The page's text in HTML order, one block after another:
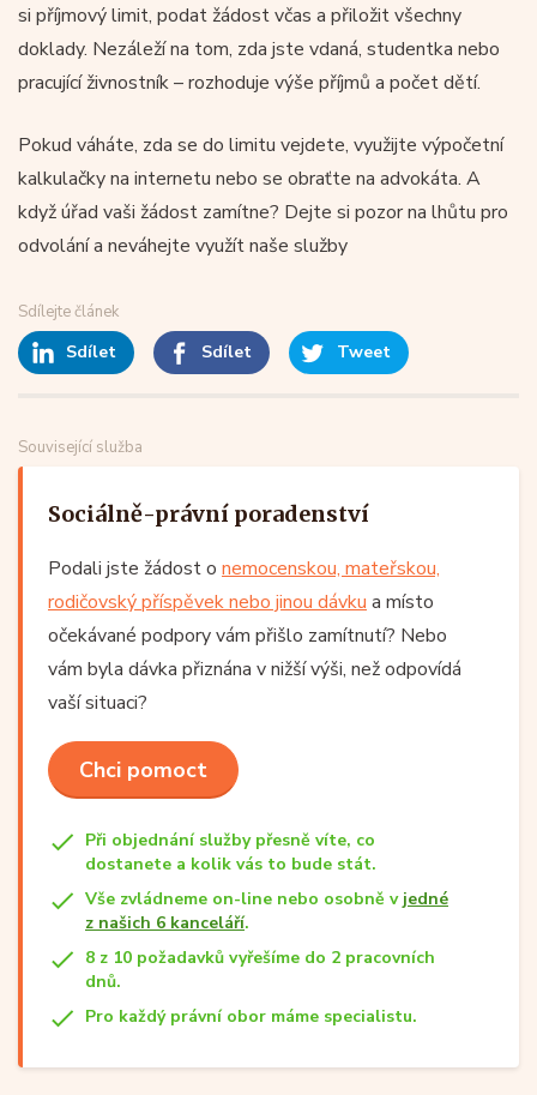
si příjmový limit, podat žádost včas a přiložit všechny
doklady. Nezáleží na tom, zda jste vdaná, studentka nebo
pracující živnostník – rozhoduje výše příjmů a počet dětí.
Pokud váháte, zda se do limitu vejdete, využijte výpočetní
kalkulačky na internetu nebo se obraťte na advokáta. A
když úřad vaši žádost zamítne? Dejte si pozor na lhůtu pro
odvolání a neváhejte využít naše služby
Sdílejte článek
Sdílet Sdílet Tweet
Související služba
Sociálně-právní poradenství
Podali jste žádost o nemocenskou, mateřskou,
rodičovský příspěvek nebo jinou dávku a místo
očekávané podpory vám přišlo zamítnutí? Nebo
vám byla dávka přiznána v nižší výši, než odpovídá
vaší situaci?
Chci pomoct
Při objednání služby přesně víte, co
dostanete a kolik vás to bude stát.
Vše zvládneme on-line nebo osobně v jedné
z našich 6 kanceláří.
8 z 10 požadavků vyřešíme do 2 pracovních
dnů.
Pro každý právní obor máme specialistu.